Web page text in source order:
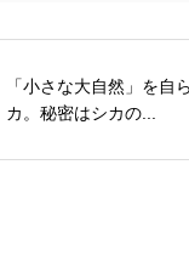
「小さな大自然」を自
カ。秘密はシカの...